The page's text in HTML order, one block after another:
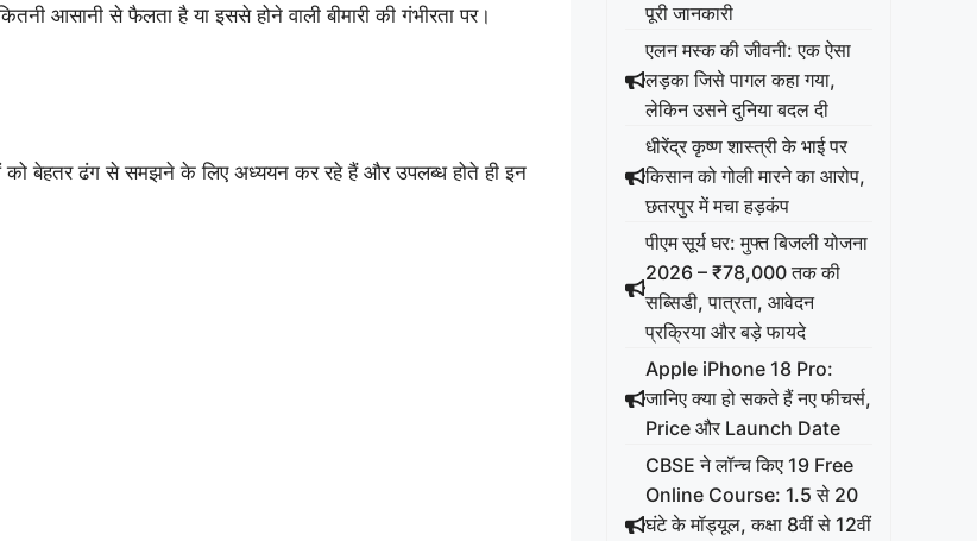
आसानी से फैलता है या इससे होने वाली बीमारी की गंभीरता पर।
बेहतर ढंग से समझने के लिए अध्ययन कर रहे हैं और उपलब्ध होते ही इन
पूरी जानकारी
एलन मस्क की जीवनी: एक ऐसा
लड़का जिसे पागल कहा गया,
लेकिन उसने दुनिया बदल दी
धीरेंद्र कृष्ण शास्त्री के भाई पर
किसान को गोली मारने का आरोप,
छतरपुर में मचा हड़कंप
पीएम सूर्य घर: मुफ्त बिजली योजना
2026 – ₹78,000 तक की
सब्सिडी, पात्रता, आवेदन
प्रक्रिया और बड़े फायदे
Apple iPhone 18 Pro:
जानिए क्या हो सकते हैं नए फीचर्स,
Price और Launch Date
CBSE ने लॉन्च किए 19 Free
Online Course: 1.5 से 20
घंटे के मॉड्यूल, कक्षा 8वीं से 12वीं